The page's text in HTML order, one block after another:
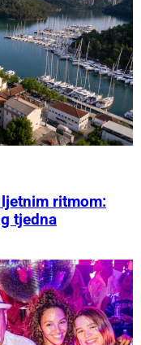
ritmom:
tjedna